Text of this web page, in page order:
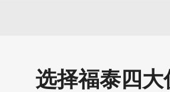
选择福泰四大